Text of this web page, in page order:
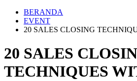
BERANDA
EVENT
20 SALES CLOSING
20 SALES
TECHNIQUES